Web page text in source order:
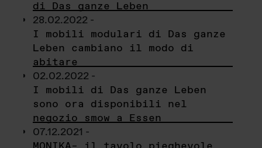
di Das ganze Leben
28.02.2022 -
I mobili modulari di Das ganze
Leben cambiano il modo di
abitare
02.02.2022 -
I mobili di Das ganze Leben
sono ora disponibili nel
negozio smow a Essen
07.12.2021 -